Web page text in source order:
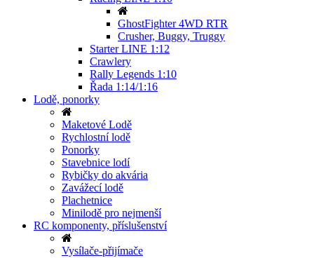
GhostFighter 4WD RTR
Crusher, Buggy, Truggy
Starter LINE 1:12
Crawlery
Rally Legends 1:10
Řada 1:14/1:16
Lodě, ponorky
Maketové Lodě
Rychlostní lodě
Ponorky
Stavebnice lodí
Rybičky do akvária
Zavážecí lodě
Plachetnice
Minilodě pro nejmenší
RC komponenty, příslušenství
Vysílače-přijímače